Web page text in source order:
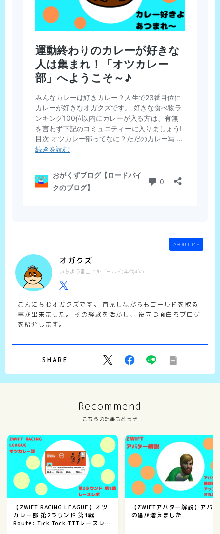
ABOUT ME
オガクズ
いちよう富士ヒルゴールド(年代4位)
こんにちわオガクズです。 育児しながらもゴールドを取る
事が出来ました。 その経験を活かし、 役立つ面白ろブログ
を紹介します。
SHARE
Recommend
こちらの記事もどうぞ
【ZWIFT RACING LEAGUE】オツ
カレー部 第2ラウンド 第1戦
Route: Tick Tock TTTレースレポ
【ZWIFTアバター解説】アバ
の幅が増えました